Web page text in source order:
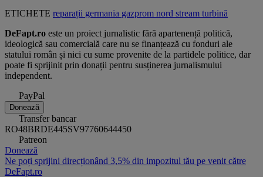
ETICHETE reparații germania gazprom nord stream turbină
DeFapt.ro este un proiect jurnalistic fără apartenență politică,
ideologică sau comercială care nu se finanțează cu fonduri ale
statului român și nici cu sume provenite de la partidele politice, dar
poate fi sprijinit prin donații pentru susținerea jurnalismului
independent.
PayPal
Donează
Transfer bancar
RO48BRDE445SV97760644450
Patreon
Donează
Ne poți sprijini direcționând 3,5% din impozitul tău pe venit către
DeFapt.ro